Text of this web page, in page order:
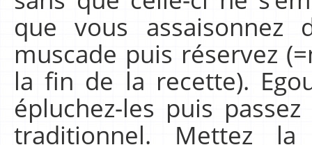
que vous
muscade puis réservez
la fin de la recette).
épluchez-les puis
traditionnel. Mettez